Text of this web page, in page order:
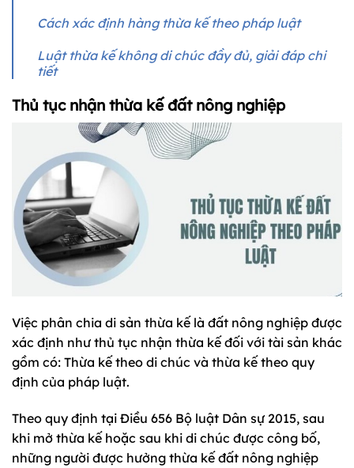
Cách xác định hàng thừa kế theo pháp luật
Luật thừa kế không di chúc đầy đủ, giải đáp chi
tiết
Thủ tục nhận thừa kế đất nông nghiệp
Việc phân chia di sản thừa kế là đất nông nghiệp được
xác định như thủ tục nhận thừa kế đối với tài sản khác
gồm có: Thừa kế theo di chúc và thừa kế theo quy
định của pháp luật.
Theo quy định tại Điều 656 Bộ luật Dân sự 2015, sau
khi mở thừa kế hoặc sau khi di chúc được công bố,
những người được hưởng thừa kế đất nông nghiệp